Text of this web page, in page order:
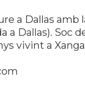
a Dallas amb
a Dallas). Soc
vivint a